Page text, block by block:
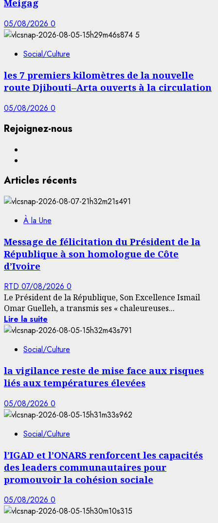
Meigag
05/08/2026 0
5
Social/Culture
les 7 premiers kilomètres de la nouvelle
route Djibouti–Arta ouverts à la circulation
05/08/2026 0
Rejoignez-nous
Articles récents
À la Une
Message de félicitation du Président de la
République à son homologue de Côte
d’Ivoire
RTD 07/08/2026 0
Le Président de la République, Son Excellence Ismail
Omar Guelleh, a transmis ses « chaleureuses...
Lire la suite
Social/Culture
la vigilance reste de mise face aux risques
liés aux températures élevées
05/08/2026 0
Social/Culture
l’IGAD et l’ONARS renforcent les capacités
des leaders communautaires pour
promouvoir la cohésion sociale
05/08/2026 0